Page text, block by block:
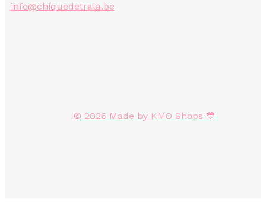
info@chiquedetrala.be
© 2026 Made by KMO Shops 💙